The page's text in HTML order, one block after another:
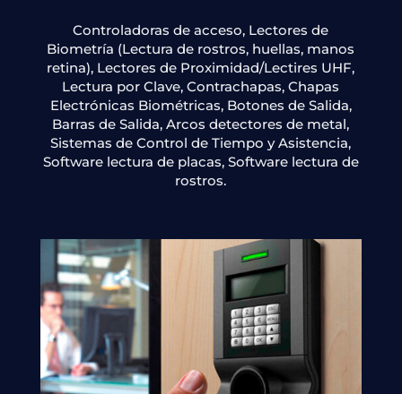
CONTACTO
VER SERVICIO
Controladoras de acceso, Lectores de
Biometría (Lectura de rostros, huellas, manos
retina), Lectores de Proximidad/Lectires UHF,
Lectura por Clave, Contrachapas, Chapas
Electrónicas Biométricas, Botones de Salida,
Barras de Salida, Arcos detectores de metal,
Sistemas de Control de Tiempo y Asistencia,
Software lectura de placas, Software lectura de
rostros.